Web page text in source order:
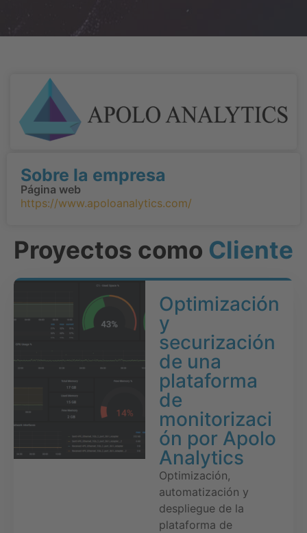
Proyectos como Cliente
Optimización
y
securización
de una
plataforma
de
monitorizaci
ón por Apolo
Analytics
Optimización,
automatización y
despliegue de la
plataforma de
Sobre la empresa
Página web
https://www.apoloanalytics.com/